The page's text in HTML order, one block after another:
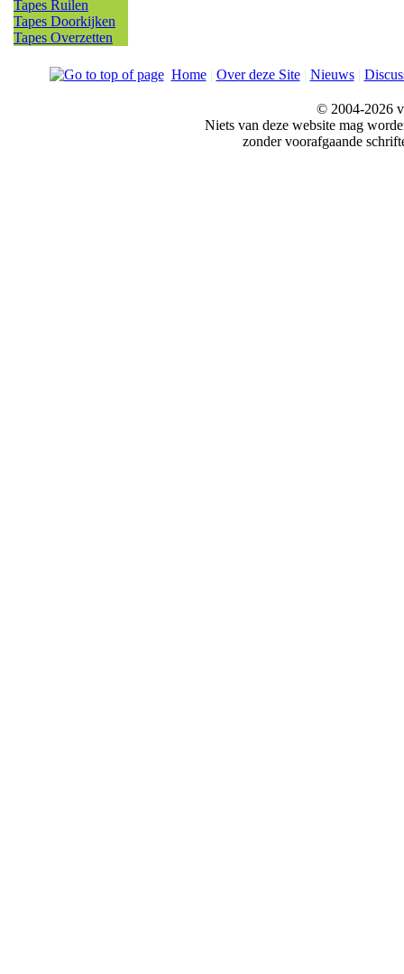
Tapes Ruilen
Tapes Doorkijken
Tapes Overzetten
Home| Over deze Site| Nieuws|
© 2004-2026
Niets van deze website mag
zonder voorafgaande